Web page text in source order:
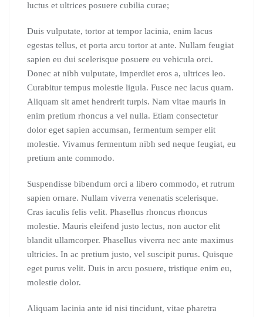
luctus et ultrices posuere cubilia curae;
Duis vulputate, tortor at tempor lacinia, enim lacus
egestas tellus, et porta arcu tortor at ante. Nullam feugiat
sapien eu dui scelerisque posuere eu vehicula orci.
Donec at nibh vulputate, imperdiet eros a, ultrices leo.
Curabitur tempus molestie ligula. Fusce nec lacus quam.
Aliquam sit amet hendrerit turpis. Nam vitae mauris in
enim pretium rhoncus a vel nulla. Etiam consectetur
dolor eget sapien accumsan, fermentum semper elit
molestie. Vivamus fermentum nibh sed neque feugiat, eu
pretium ante commodo.
Suspendisse bibendum orci a libero commodo, et rutrum
sapien ornare. Nullam viverra venenatis scelerisque.
Cras iaculis felis velit. Phasellus rhoncus rhoncus
molestie. Mauris eleifend justo lectus, non auctor elit
blandit ullamcorper. Phasellus viverra nec ante maximus
ultricies. In ac pretium justo, vel suscipit purus. Quisque
eget purus velit. Duis in arcu posuere, tristique enim eu,
molestie dolor.
Aliquam lacinia ante id nisi tincidunt, vitae pharetra